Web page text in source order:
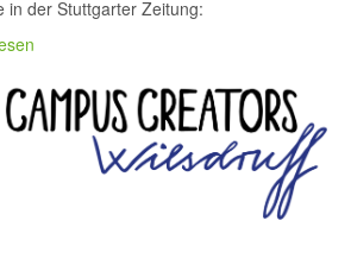
in der Stuttgarter Zeitung: